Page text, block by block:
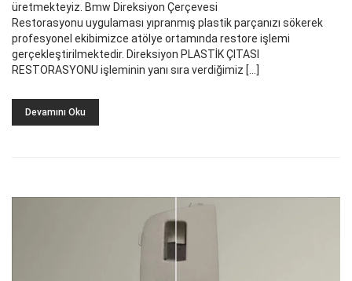
üretmekteyiz. Bmw Direksiyon Çerçevesi
Restorasyonu uygulaması yıpranmış plastik parçanızı sökerek
profesyonel ekibimizce atölye ortamında restore işlemi
gerçekleştirilmektedir. Direksiyon PLASTİK ÇITASI
RESTORASYONU işleminin yanı sıra verdiğimiz […]
Devamını Oku